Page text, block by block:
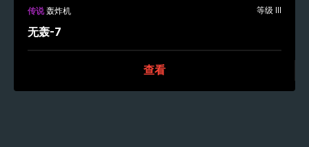
传说 轰炸机 等级 III
无轰-7
查看